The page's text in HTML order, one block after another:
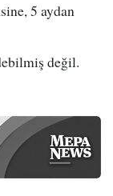
5 aydan
değil.